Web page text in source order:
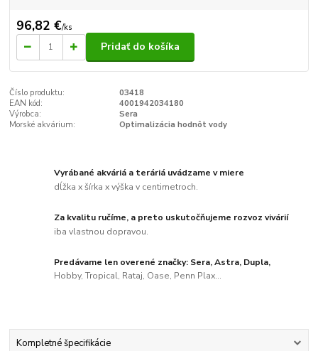
96,82 €/ks
Pridať do košíka
Číslo produktu:
03418
EAN kód:
4001942034180
Výrobca:
Sera
Morské akvárium:
Optimalizácia hodnôt vody
Vyrábané akváriá a teráriá uvádzame v miere
dĺžka x šírka x výška v centimetroch.
Za kvalitu ručíme, a preto uskutočňujeme rozvoz vivárií
iba vlastnou dopravou.
Predávame len overené značky: Sera, Astra, Dupla,
Hobby, Tropical, Rataj, Oase, Penn Plax...
Kompletné špecifikácie